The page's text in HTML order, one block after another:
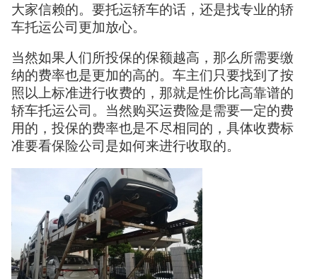
大家信赖的。要托运轿车的话，还是找专业的轿
车托运公司更加放心。
当然如果人们所投保的保额越高，那么所需要缴
纳的费率也是更加的高的。车主们只要找到了按
照以上标准进行收费的，那就是性价比高靠谱的
轿车托运公司。当然购买运费险是需要一定的费
用的，投保的费率也是不尽相同的，具体收费标
准要看保险公司是如何来进行收取的。